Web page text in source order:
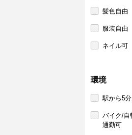
髪色自由
服装自由
ネイル可
環境
駅から5
バイク/自
通勤可